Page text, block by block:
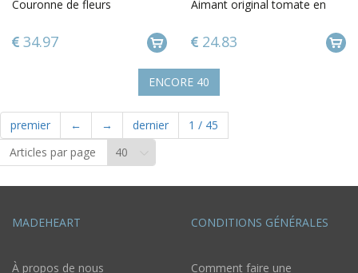
Couronne de fleurs
34.97
Aimant original tomate en
24.83
ENCORE 40
premier ← → dernier 1 / 45
Articles par page
MADEHEART
À propos de nous
CONDITIONS GÉNÉRALES
Comment faire une